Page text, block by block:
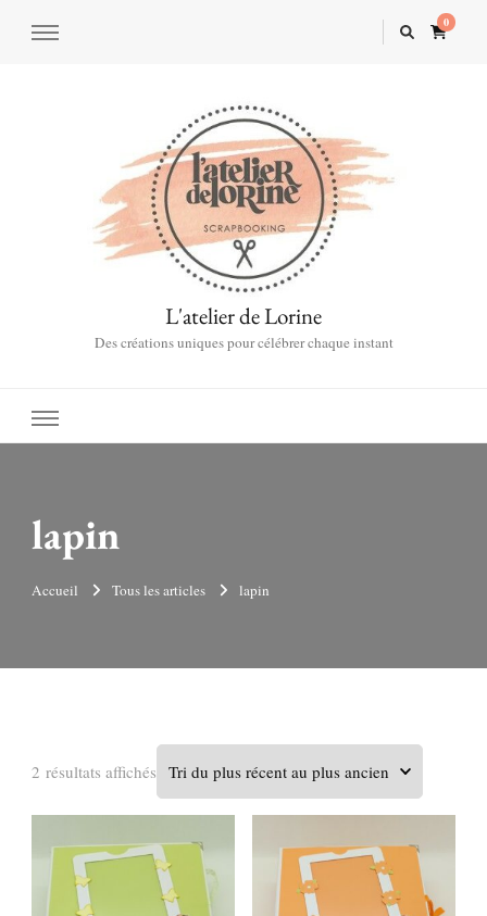
0
L'atelier de Lorine
Des créations uniques pour célébrer chaque instant
lapin
Accueil Tous les articles lapin
2 résultats affichés Trié
du
récent
au
plus